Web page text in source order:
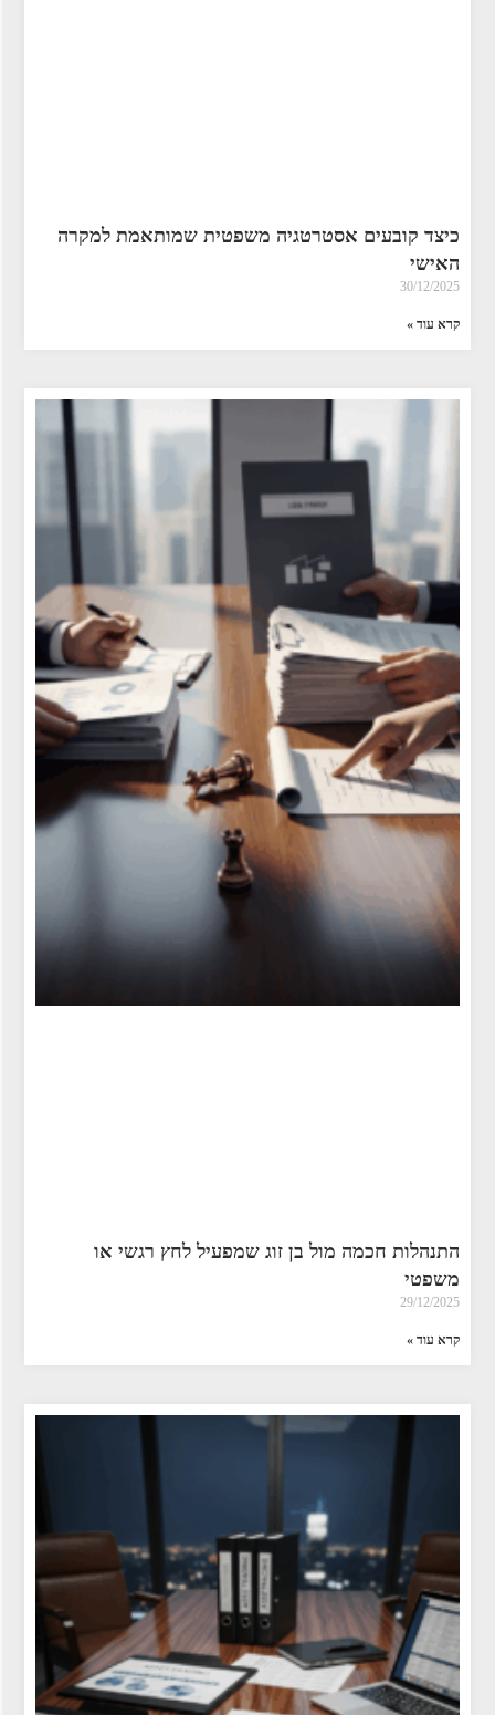
כיצד קובעים אסטרטגיה משפטית שמותאמת למקרה
האישי
30/12/2025
קרא עוד »
התנהלות חכמה מול בן זוג שמפעיל לחץ רגשי או
משפטי
29/12/2025
קרא עוד »